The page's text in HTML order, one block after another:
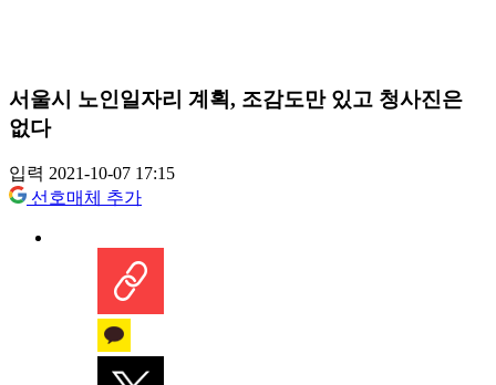
서울시 노인일자리 계획, 조감도만 있고 청사진은
없다
입력 2021-10-07 17:15
선호매체 추가